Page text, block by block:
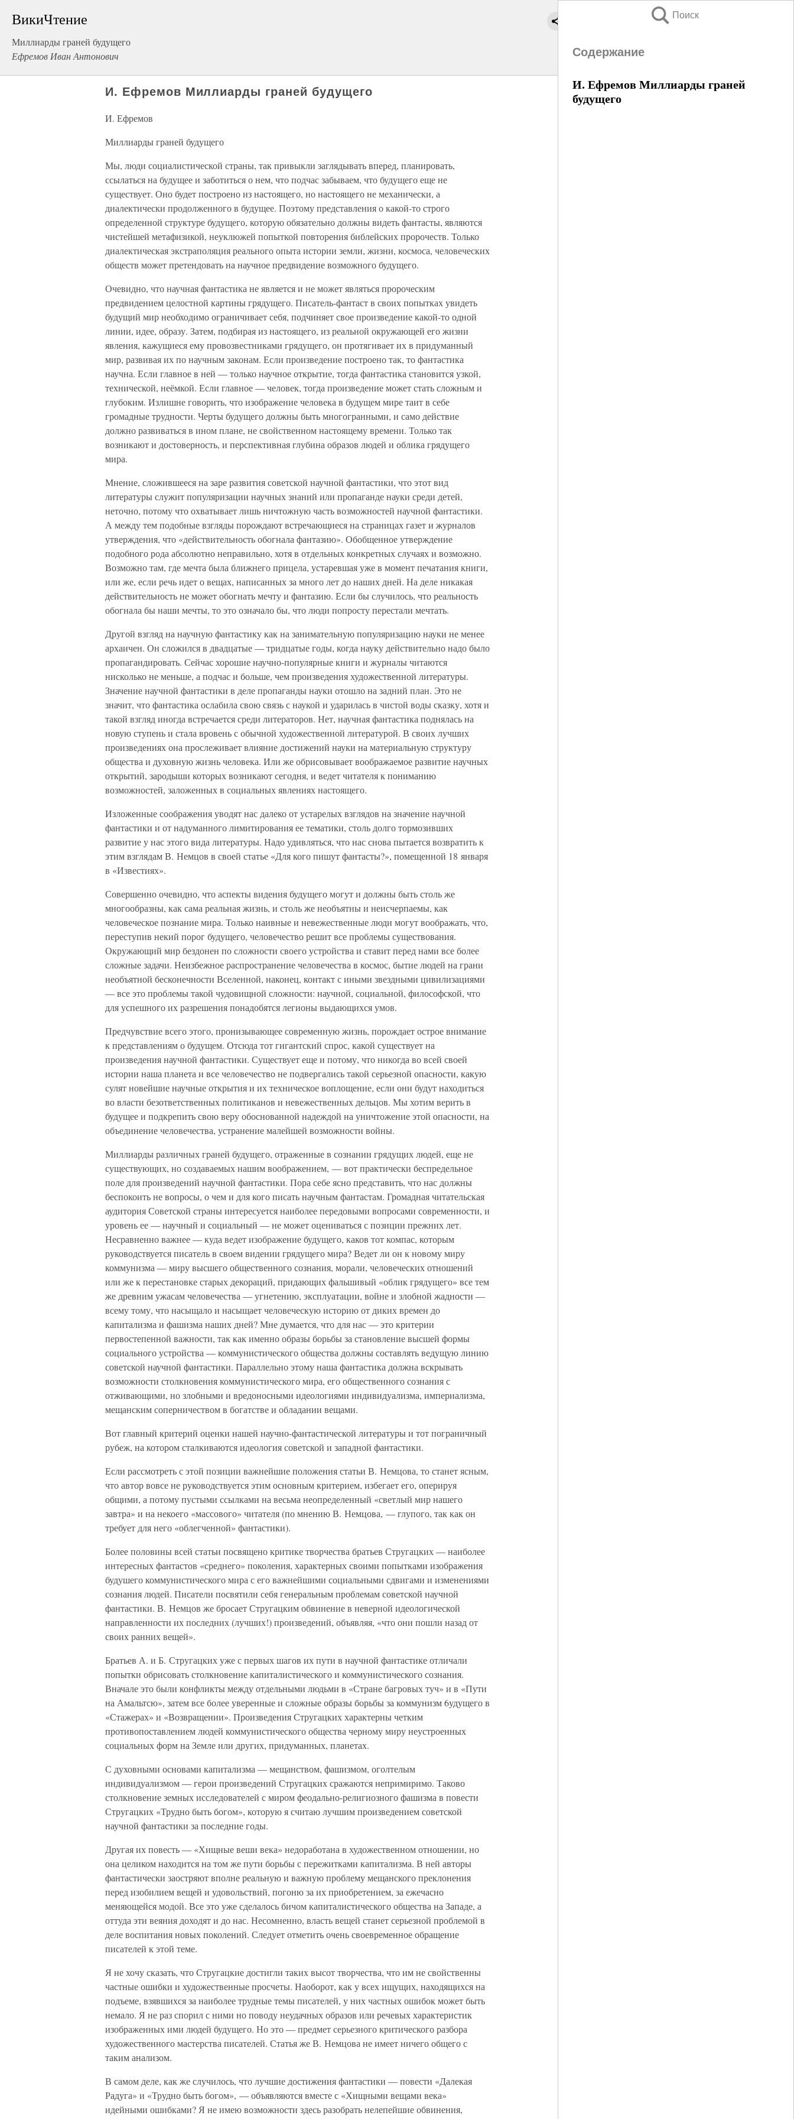
ВикиЧтение
Миллиарды граней будущего
Ефремов Иван Антонович
Поиск
Содержание
И. Ефремов Миллиарды граней
будущего
И. Ефремов Миллиарды граней будущего
И. Ефремов
Миллиарды граней будущего
Мы, люди социалистической страны, так привыкли заглядывать вперед, планировать,
ссылаться на будущее и заботиться о нем, что подчас забываем, что будущего еще не
существует. Оно будет построено из настоящего, но настоящего не механически, а
диалектически продолженного в будущее. Поэтому представления о какой-то строго
определенной структуре будущего, которую обязательно должны видеть фантасты, являются
чистейшей метафизикой, неуклюжей попыткой повторения библейских пророчеств. Только
диалектическая экстраполяция реального опыта истории земли, жизни, космоса, человеческих
обществ может претендовать на научное предвидение возможного будущего.
Очевидно, что научная фантастика не является и не может являться пророческим
предвидением целостной картины грядущего. Писатель-фантаст в своих попытках увидеть
будущий мир необходимо ограничивает себя, подчиняет свое произведение какой-то одной
линии, идее, образу. Затем, подбирая из настоящего, из реальной окружающей его жизни
явления, кажущиеся ему провозвестниками грядущего, он протягивает их в придуманный
мир, развивая их по научным законам. Если произведение построено так, то фантастика
научна. Если главное в ней — только научное открытие, тогда фантастика становится узкой,
технической, неёмкой. Если главное — человек, тогда произведение может стать сложным и
глубоким. Излишне говорить, что изображение человека в будущем мире таит в себе
громадные трудности. Черты будущего должны быть многогранными, и само действие
должно развиваться в ином плане, не свойственном настоящему времени. Только так
возникают и достоверность, и перспективная глубина образов людей и облика грядущего
мира.
Мнение, сложившееся на заре развития советской научной фантастики, что этот вид
литературы служит популяризации научных знаний или пропаганде науки среди детей,
неточно, потому что охватывает лишь ничтожную часть возможностей научной фантастики.
А между тем подобные взгляды порождают встречающиеся на страницах газет и журналов
утверждения, что «действительность обогнала фантазию». Обобщенное утверждение
подобного рода абсолютно неправильно, хотя в отдельных конкретных случаях и возможно.
Возможно там, где мечта была ближнего прицела, устаревшая уже в момент печатания книги,
или же, если речь идет о вещах, написанных за много лет до наших дней. На деле никакая
действительность не может обогнать мечту и фантазию. Если бы случилось, что реальность
обогнала бы наши мечты, то это означало бы, что люди попросту перестали мечтать.
Другой взгляд на научную фантастику как на занимательную популяризацию науки не менее
архаичен. Он сложился в двадцатые — тридцатые годы, когда науку действительно надо было
пропагандировать. Сейчас хорошие научно-популярные книги и журналы читаются
нисколько не меньше, а подчас и больше, чем произведения художественной литературы.
Значение научной фантастики в деле пропаганды науки отошло на задний план. Это не
значит, что фантастика ослабила свою связь с наукой и ударилась в чистой воды сказку, хотя и
такой взгляд иногда встречается среди литераторов. Нет, научная фантастика поднялась на
новую ступень и стала вровень с обычной художественной литературой. В своих лучших
произведениях она прослеживает влияние достижений науки на материальную структуру
общества и духовную жизнь человека. Или же обрисовывает воображаемое развитие научных
открытий, зародыши которых возникают сегодня, и ведет читателя к пониманию
возможностей, заложенных в социальных явлениях настоящего.
Изложенные соображения уводят нас далеко от устарелых взглядов на значение научной
фантастики и от надуманного лимитирования ее тематики, столь долго тормозивших
развитие у нас этого вида литературы. Надо удивляться, что нас снова пытается возвратить к
этим взглядам В. Немцов в своей статье «Для кого пишут фантасты?», помещенной 18 января
в «Известиях».
Совершенно очевидно, что аспекты видения будущего могут и должны быть столь же
многообразны, как сама реальная жизнь, и столь же необъятны и неисчерпаемы, как
человеческое познание мира. Только наивные и невежественные люди могут воображать, что,
переступив некий порог будущего, человечество решит все проблемы существования.
Окружающий мир бездонен по сложности своего устройства и ставит перед нами все более
сложные задачи. Неизбежное распространение человечества в космос, бытие людей на грани
необъятной бесконечности Вселенной, наконец, контакт с иными звездными цивилизациями
— все это проблемы такой чудовищной сложности: научной, социальной, философской, что
для успешного их разрешения понадобятся легионы выдающихся умов.
Предчувствие всего этого, пронизывающее современную жизнь, порождает острое внимание
к представлениям о будущем. Отсюда тот гигантский спрос, какой существует на
произведения научной фантастики. Существует еще и потому, что никогда во всей своей
истории наша планета и все человечество не подвергались такой серьезной опасности, какую
сулят новейшие научные открытия и их техническое воплощение, если они будут находиться
во власти безответственных политиканов и невежественных дельцов. Мы хотим верить в
будущее и подкрепить свою веру обоснованной надеждой на уничтожение этой опасности, на
объединение человечества, устранение малейшей возможности войны.
Миллиарды различных граней будущего, отраженные в сознании грядущих людей, еще не
существующих, но создаваемых нашим воображением, — вот практически беспредельное
поле для произведений научной фантастики. Пора себе ясно представить, что нас должны
беспокоить не вопросы, о чем и для кого писать научным фантастам. Громадная читательская
аудитория Советской страны интересуется наиболее передовыми вопросами современности, и
уровень ее — научный и социальный — не может оцениваться с позиции прежних лет.
Несравненно важнее — куда ведет изображение будущего, каков тот компас, которым
руководствуется писатель в своем видении грядущего мира? Ведет ли он к новому миру
коммунизма — миру высшего общественного сознания, морали, человеческих отношений
или же к перестановке старых декораций, придающих фальшивый «облик грядущего» все тем
же древним ужасам человечества — угнетению, эксплуатации, войне и злобной жадности —
всему тому, что насыщало и насыщает человеческую историю от диких времен до
капитализма и фашизма наших дней? Мне думается, что для нас — это критерии
первостепенной важности, так как именно образы борьбы за становление высшей формы
социального устройства — коммунистического общества должны составлять ведущую линию
советской научной фантастики. Параллельно этому наша фантастика должна вскрывать
возможности столкновения коммунистического мира, его общественного сознания с
отживающими, но злобными и вредоносными идеологиями индивидуализма, империализма,
мещанским соперничеством в богатстве и обладании вещами.
Вот главный критерий оценки нашей научно-фантастической литературы и тот пограничный
рубеж, на котором сталкиваются идеология советской и западной фантастики.
Если рассмотреть с этой позиции важнейшие положения статьи В. Немцова, то станет ясным,
что автор вовсе не руководствуется этим основным критерием, избегает его, оперируя
общими, а потому пустыми ссылками на весьма неопределенный «светлый мир нашего
завтра» и на некоего «массового» читателя (по мнению В. Немцова, — глупого, так как он
требует для него «облегченной» фантастики).
Более половины всей статьи посвящено критике творчества братьев Стругацких — наиболее
интересных фантастов «среднего» поколения, характерных своими попытками изображения
будушего коммунистического мира с его важнейшими социальными сдвигами и изменениями
сознания людей. Писатели посвятили себя генеральным проблемам советской научной
фантастики. В. Немцов же бросает Стругацким обвинение в неверной идеологической
направленности их последних (лучших!) произведений, объявляя, «что они пошли назад от
своих ранних вещей».
Братьев А. и Б. Стругацких уже с первых шагов их пути в научной фантастике отличали
попытки обрисовать столкновение капиталистического и коммунистического сознания.
Вначале это были конфликты между отдельными людьми в «Стране багровых туч» и в «Пути
на Амальтсю», затем все более уверенные и сложные образы борьбы за коммунизм 6удущего в
«Стажерах» и «Возвращении». Произведения Стругацких характерны четким
противопоставлением людей коммунистического общества черному миру неустроенных
социальных форм на Земле или других, придуманных, планетах.
С духовными основами капитализма — мещанством, фашизмом, оголтелым
индивидуализмом — герои произведений Стругацких сражаются непримиримо. Таково
столкновение земных исследователей с миром феодально-религиозного фашизма в повести
Стругацких «Трудно быть богом», которую я считаю лучшим произведением советской
научной фантастики за последние годы.
Другая их повесть — «Хищные веши века» недоработана в художественном отношении, но
она целиком находится на том же пути борьбы с пережитками капитализма. В ней авторы
фантастически заостряют вполне реальную и важную проблему мещанского преклонения
перед изобилием вещей и удовольствий, погоню за их приобретением, за ежечасно
меняющейся модой. Все это уже сделалось бичом капиталистического общества на Западе, а
оттуда эти веяния доходят и до нас. Несомненно, власть вещей станет серьезной проблемой в
деле воспитания новых поколений. Следует отметить очень своевременное обращение
писателей к этой теме.
Я не хочу сказать, что Стругацкие достигли таких высот творчества, что им не свойственны
частные ошибки и художественные просчеты. Наоборот, как у всех ищущих, находящихся на
подъеме, взявшихся за наиболее трудные темы писателей, у них частных ошибок может быть
немало. Я не раз спорил с ними но поводу неудачных образов или речевых характеристик
изображенных ими людей будущего. Но это — предмет серьезного критического разбора
художественного мастерства писателей. Статья же В. Немцова не имеет ничего общего с
таким анализом.
В самом деле, как же случилось, что лучшие достижения фантастики — повести «Далекая
Радуга» и «Трудно быть богом», — объявляются вместе с «Хищными вещами века»
идейными ошибками? Я не имею возможности здесь разобрать нелепейшие обвинения,